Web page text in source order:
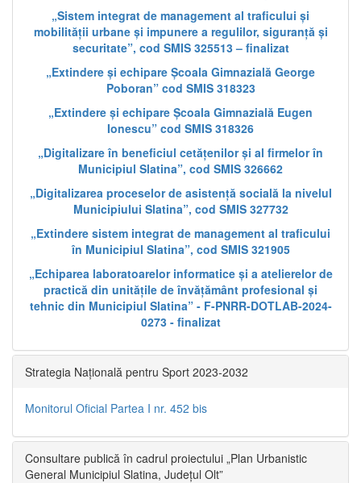
„Sistem integrat de management al traficului și
mobilității urbane și impunere a regulilor, siguranță și
securitate”, cod SMIS 325513 – finalizat
„Extindere și echipare Școala Gimnazială George
Poboran” cod SMIS 318323
„Extindere și echipare Școala Gimnazială Eugen
Ionescu” cod SMIS 318326
„Digitalizare în beneficiul cetățenilor și al firmelor în
Municipiul Slatina”, cod SMIS 326662
„Digitalizarea proceselor de asistență socială la nivelul
Municipiului Slatina”, cod SMIS 327732
„Extindere sistem integrat de management al traficului
în Municipiul Slatina”, cod SMIS 321905
„Echiparea laboratoarelor informatice și a atelierelor de
practică din unitățile de învățământ profesional și
tehnic din Municipiul Slatina” - F-PNRR-DOTLAB-2024-
0273 - finalizat
Strategia Națională pentru Sport 2023-2032
Monitorul Oficial Partea I nr. 452 bis
Consultare publică în cadrul proiectului „Plan Urbanistic
General Municipiul Slatina, Județul Olt”